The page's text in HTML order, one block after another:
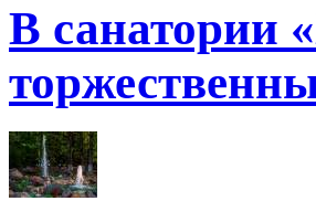
В санатории